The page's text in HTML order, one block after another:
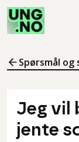
Spørsmål og
Jeg vil
jente